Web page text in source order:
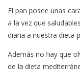
El pan posee unas
a la vez que
diaria a nuestra dieta
Además no hay que
de la dieta